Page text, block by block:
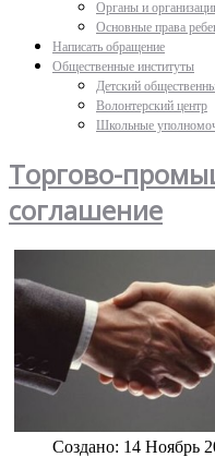
Органы и
Основные права
Написать обращение
Общественные институты
Детский
Волонтерский центр
Школьные
Торгово-
соглашение
Создано: 14 Ноябрь